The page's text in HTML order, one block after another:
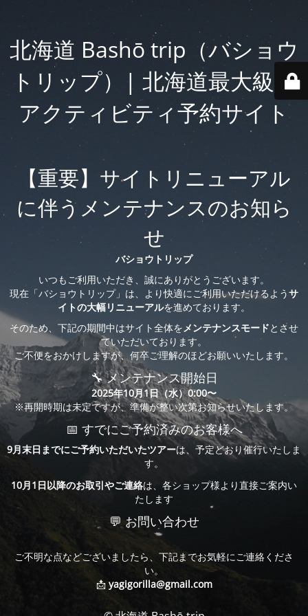
北海道 Bashō trip（バショウ
トリップ）| 北海道最大級の
アクティビティ予約サイト
【重要】サイトリニューアル
に伴うメンテナンスのお知ら
せ
バショウトリップ
いつもご利用いただき、誠にありがとうございます。
現在「バショウトリップ」は、より快適にご利用いただけるようサ
イトの大幅リニューアルを進めております。
そのため、下記の期間中はサイト全体をメンテナンスモードとさせ
ていただいております。
ご不便をおかけしますが、何卒ご理解のほどお願いいたします。
🔧 メンテナンス開始日
2025年10月1日（水）0:00〜
※再開時期は未定ですが、準備が整い次第お知らせいたします。
📅 すでにご予約済みのお客様へ
9月末日までにご予約いただいたツアーは、予定どおり催行いたしま
す。
10月1日以降のお取引やご連絡は、各ショップ様より直接ご案内い
たします
💬 お問い合わせ
ご不明な点などございましたら、下記までお気軽にご連絡くださ
い。
📩 yagigorilla@gmail.com